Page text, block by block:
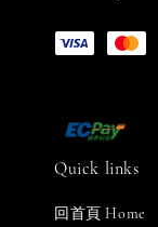
Quick links
回首頁 Home